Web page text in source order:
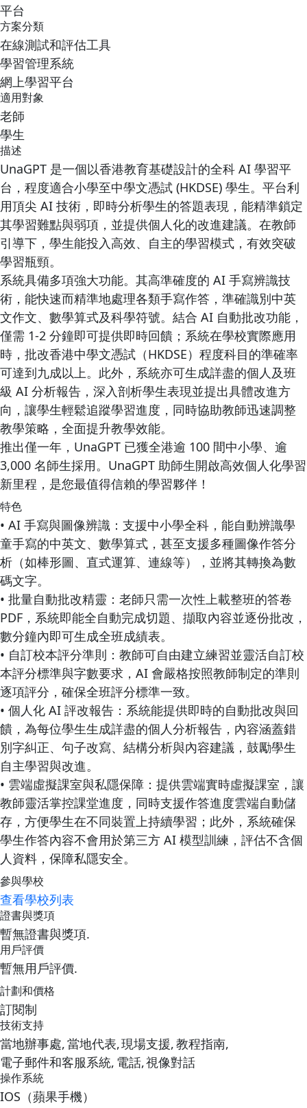
平台
方案分類
在線測試和評估工具
學習管理系統
網上學習平台
適用對象
老師
學生
描述
UnaGPT 是一個以香港教育基礎設計的全科 AI 學習平
台，程度適合小學至中學文憑試 (HKDSE) 學生。平台利
用頂尖 AI 技術，即時分析學生的答題表現，能精準鎖定
其學習難點與弱項，並提供個人化的改進建議。在教師
引導下，學生能投入高效、自主的學習模式，有效突破
學習瓶頸。
系統具備多項強大功能。其高準確度的 AI 手寫辨識技
術，能快速而精準地處理各類手寫作答，準確識別中英
文作文、數學算式及科學符號。結合 AI 自動批改功能，
僅需 1-2 分鐘即可提供即時回饋；系統在學校實際應用
時，批改香港中學文憑試（HKDSE）程度科目的準確率
可達到九成以上。此外，系統亦可生成詳盡的個人及班
級 AI 分析報告，深入剖析學生表現並提出具體改進方
向，讓學生輕鬆追蹤學習進度，同時協助教師迅速調整
教學策略，全面提升教學效能。
推出僅一年，UnaGPT 已獲全港逾 100 間中小學、逾
3,000 名師生採用。UnaGPT 助師生開啟高效個人化學習
新里程，是您最值得信賴的學習夥伴！
特色
• AI 手寫與圖像辨識：支援中小學全科，能自動辨識學
童手寫的中英文、數學算式，甚至支援多種圖像作答分
析（如棒形圖、直式運算、連線等），並將其轉換為數
碼文字。
• 批量自動批改精靈：老師只需一次性上載整班的答卷
PDF，系統即能全自動完成切題、擷取內容並逐份批改，
數分鐘內即可生成全班成績表。
• 自訂校本評分準則：教師可自由建立練習並靈活自訂校
本評分標準與字數要求，AI 會嚴格按照教師制定的準則
逐項評分，確保全班評分標準一致。
• 個人化 AI 評改報告：系統能提供即時的自動批改與回
饋，為每位學生生成詳盡的個人分析報告，內容涵蓋錯
別字糾正、句子改寫、結構分析與內容建議，鼓勵學生
自主學習與改進。
• 雲端虛擬課室與私隱保障：提供雲端實時虛擬課室，讓
教師靈活掌控課堂進度，同時支援作答進度雲端自動儲
存，方便學生在不同裝置上持續學習；此外，系統確保
學生作答內容不會用於第三方 AI 模型訓練，評估不含個
人資料，保障私隱安全。
參與學校
查看學校列表
證書與獎項
暫無證書與獎項.
用戶評價
暫無用戶評價.
計劃和價格
訂閱制
技術支持
當地辦事處,當地代表,現場支援,教程指南,
電子郵件和客服系統, 電話,視像對話
操作系統
IOS（蘋果手機）